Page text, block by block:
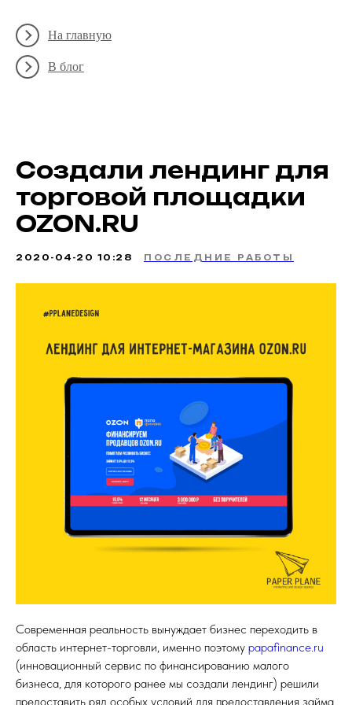
На главную
В блог
Создали лендинг для
торговой площадки
OZON.RU
2020-04-20 10:28 ПОСЛЕДНИЕ РАБОТЫ
Современная реальность вынуждает бизнес переходить в
область интернет-торговли, именно поэтому papafinance.ru
(инновационный сервис по финансированию малого
бизнеса, для которого ранее мы создали лендинг) решили
предоставить ряд особых условий для предоставления займа